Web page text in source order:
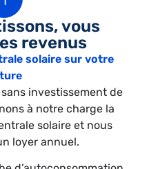
vous
revenus
solaire sur votre
investissement de
à notre charge la
solaire et nous
loyer annuel.